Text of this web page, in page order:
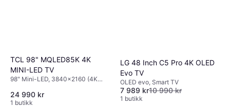
TCL 98" MQLED85K 4K
MINI-LED TV
98" Mini-LED, 3840x2160 (4K
24 990 kr
1 butikk
LG 48 Inch C5 Pro 4K OLED
Evo TV
OLED evo, Smart TV
7 989 kr10 990 kr
1 butikk